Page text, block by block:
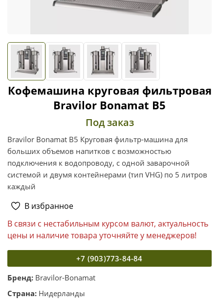
Кофемашина круговая фильтровая
Bravilor Bonamat В5
Под заказ
Bravilor Bonamat B5 Круговая фильтр-машина для
больших объемов напитков с возможностью
подключения к водопроводу, с одной заварочной
системой и двумя контейнерами (тип VHG) по 5 литров
каждый
В избранное
В связи с нестабильным курсом валют, актуальность
цены и наличие товара уточняйте у менеджеров!
+7 (903)773-84-84
Бренд: Bravilor-Bonamat
Страна: Нидерланды